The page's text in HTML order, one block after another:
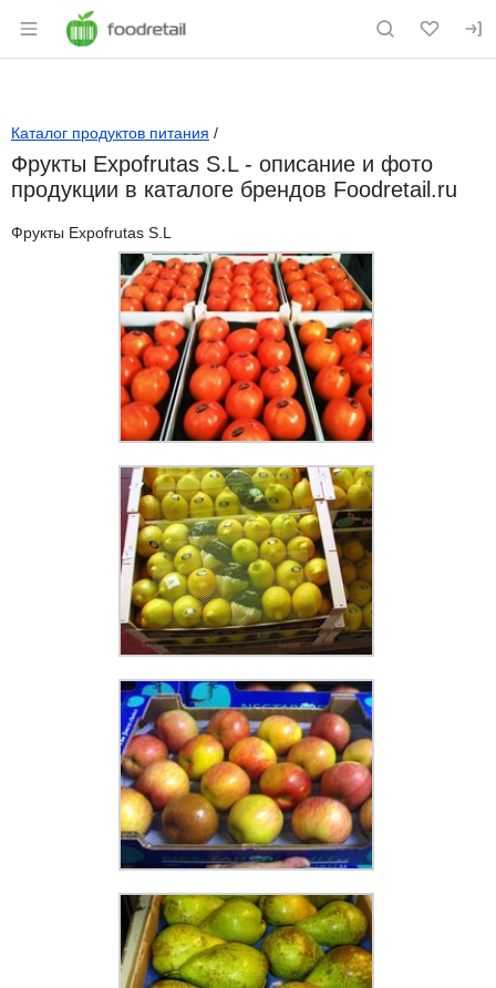
Раздел навигации по сайту
Каталог продуктов питания /
Фрукты Expofrutas S.L - описание и фото
продукции в каталоге брендов Foodretail.ru
Фрукты Expofrutas S.L